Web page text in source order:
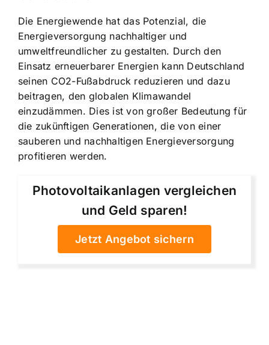
Die Energiewende hat das Potenzial, die
Energieversorgung nachhaltiger und
umweltfreundlicher zu gestalten. Durch den
Einsatz erneuerbarer Energien kann Deutschland
seinen CO2-Fußabdruck reduzieren und dazu
beitragen, den globalen Klimawandel
einzudämmen. Dies ist von großer Bedeutung für
die zukünftigen Generationen, die von einer
sauberen und nachhaltigen Energieversorgung
profitieren werden.
Photovoltaikanlagen vergleichen
und Geld sparen!
Jetzt Angebot sichern